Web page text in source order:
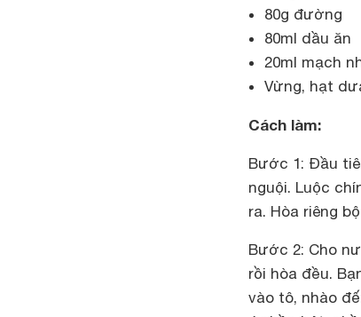
80g đường
80ml dầu ăn
20ml mạch
Vừng, hạt
Cách làm:
Bước 1: Đầu
nguội. Luộc
ra. Hòa riêng
Bước 2: Cho
rồi hòa đều.
vào tô, nhào